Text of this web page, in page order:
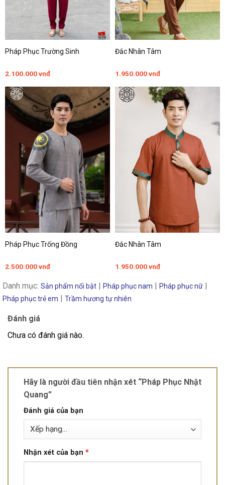
Pháp Phục Trường Sinh
2.100.000vnđ
Đắc Nhân Tâm
1.950.000vnđ
Pháp Phục Trống Đồng
2.500.000vnđ
Đắc Nhân Tâm
1.950.000vnđ
Danh mục: Sản phẩm nổi bật | Pháp phục nam | Pháp phục nữ |
Pháp phục trẻ em | Trầm hương tự nhiên
Đánh giá
Chưa có đánh giá nào.
Hãy là người đầu tiên nhận xét “Pháp Phục Nhật
Quang”
Đánh giá của bạn
Nhận xét của bạn *